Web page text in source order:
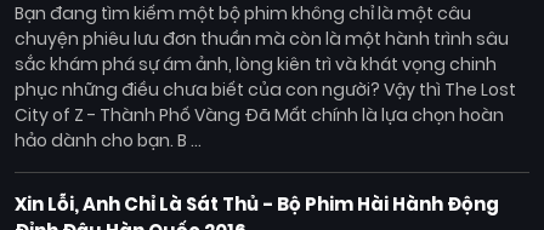
Bạn đang tìm kiếm một bộ phim không chỉ là một câu
chuyện phiêu lưu đơn thuần mà còn là một hành trình sâu
sắc khám phá sự ám ảnh, lòng kiên trì và khát vọng chinh
phục những điều chưa biết của con người? Vậy thì The Lost
City of Z - Thành Phố Vàng Đã Mất chính là lựa chọn hoàn
hảo dành cho bạn. B ...
Xin Lỗi, Anh Chỉ Là Sát Thủ - Bộ Phim Hài Hành Động